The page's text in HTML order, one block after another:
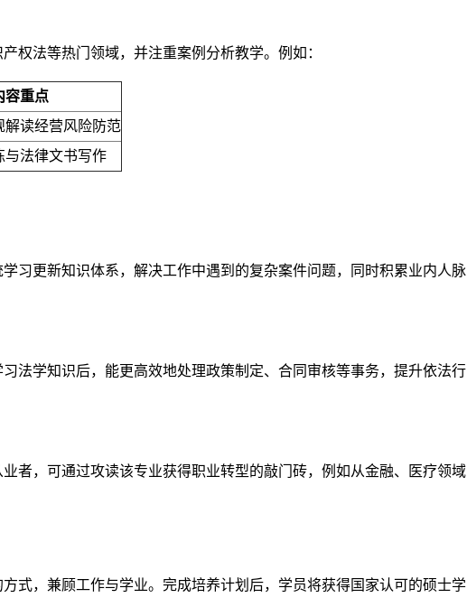
权法等热门领域，并注重案例分析教学。例如：
容重点
解读经营风险防范
与法律文书写作
习更新知识体系，解决工作中遇到的复杂案件问题，同时积累业内人脉
法学知识后，能更高效地处理政策制定、合同审核等事务，提升依法行
者，可通过攻读该专业获得职业转型的敲门砖，例如从金融、医疗领域
式，兼顾工作与学业。完成培养计划后，学员将获得国家认可的硕士学